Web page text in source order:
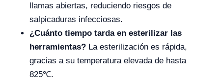
llamas abiertas, reduciendo riesgos de
salpicaduras infecciosas.
¿Cuánto tiempo tarda en esterilizar las
herramientas? La esterilización es rápida,
gracias a su temperatura elevada de hasta
825℃.